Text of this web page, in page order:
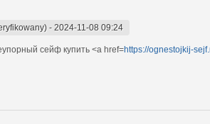
- 2024-11-08 09:24
сейф купить <a href=https://ognestojkij-